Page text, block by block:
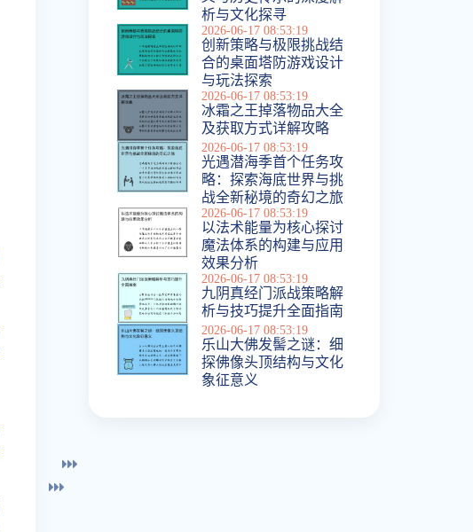
析与文化探寻
2026-06-17 08:53:19
创新策略与极限挑战结
合的桌面塔防游戏设计
与玩法探索
2026-06-17 08:53:19
冰霜之王掉落物品大全
及获取方式详解攻略
2026-06-17 08:53:19
光遇潜海季首个任务攻
略：探索海底世界与挑
战全新秘境的奇幻之旅
2026-06-17 08:53:19
以法术能量为核心探讨
魔法体系的构建与应用
效果分析
2026-06-17 08:53:19
九阴真经门派战策略解
析与技巧提升全面指南
2026-06-17 08:53:19
乐山大佛发髻之谜：细
探佛像头顶结构与文化
象征意义